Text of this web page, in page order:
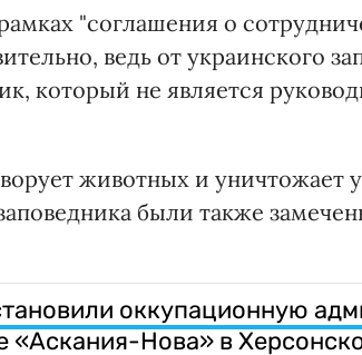
"соглашения о
ведь от украинского
который не является
животных и уничтожает
были также
оккупационную
«Аскания-Нова» в